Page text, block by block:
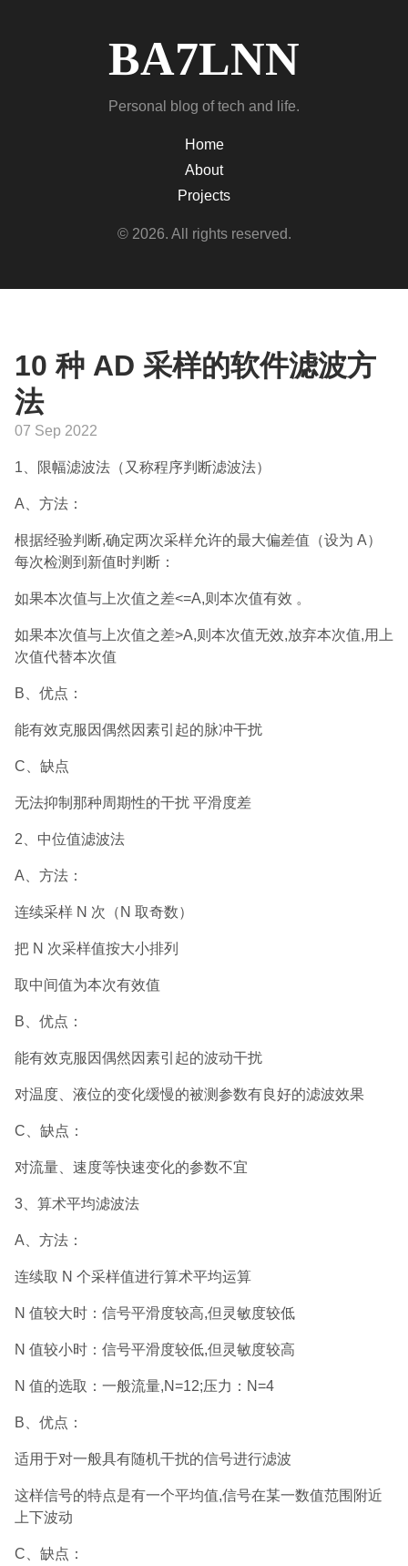
BA7LNN
Personal blog of tech and life.
Home
About
Projects
© 2026. All rights reserved.
10 种 AD 采样的软件滤波方
法
07 Sep 2022
1、限幅滤波法（又称程序判断滤波法）
A、方法：
根据经验判断,确定两次采样允许的最大偏差值（设为 A）
每次检测到新值时判断：
如果本次值与上次值之差<=A,则本次值有效 。
如果本次值与上次值之差>A,则本次值无效,放弃本次值,用上
次值代替本次值
B、优点：
能有效克服因偶然因素引起的脉冲干扰
C、缺点
无法抑制那种周期性的干扰 平滑度差
2、中位值滤波法
A、方法：
连续采样 N 次（N 取奇数）
把 N 次采样值按大小排列
取中间值为本次有效值
B、优点：
能有效克服因偶然因素引起的波动干扰
对温度、液位的变化缓慢的被测参数有良好的滤波效果
C、缺点：
对流量、速度等快速变化的参数不宜
3、算术平均滤波法
A、方法：
连续取 N 个采样值进行算术平均运算
N 值较大时：信号平滑度较高,但灵敏度较低
N 值较小时：信号平滑度较低,但灵敏度较高
N 值的选取：一般流量,N=12;压力：N=4
B、优点：
适用于对一般具有随机干扰的信号进行滤波
这样信号的特点是有一个平均值,信号在某一数值范围附近
上下波动
C、缺点：